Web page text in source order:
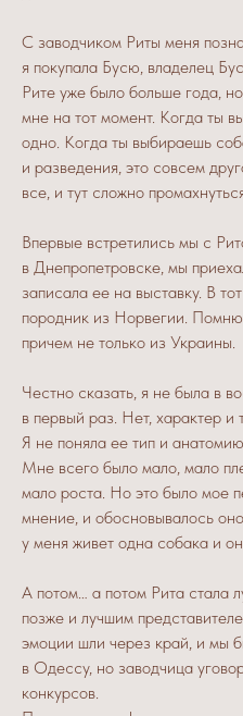
С заводчиком Риты меня
я покупала Бусю, владелец
Рите уже было больше года,
мне на тот момент. Когда ты
одно. Когда ты выбираешь
и разведения, это совсем
все, и тут сложно
Впервые встретились мы с
в Днепропетровске, мы
записала ее на выставку. В
породник из Норвегии.
причем не только из Украины.
Честно сказать, я не была в
в первый раз. Нет, характер и
Я не поняла ее тип и анатомию.
Мне всего было мало, мало
мало роста. Но это было мое
мнение, и обосновывалось
у меня живет одна собака и
А потом… а потом Рита стала
позже и лучшим
эмоции шли через край, и мы
в Одессу, но заводчица
конкурсов.